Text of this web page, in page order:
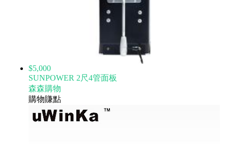
$5,000
SUNPOWER 2尺4管面板
森森購物
購物賺點